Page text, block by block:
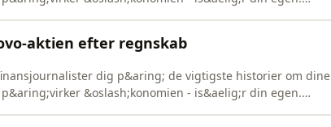
aktien efter regnskab
dig p&aring; de vigtigste historier om dine
&oslash;konomien - is&aelig;r din egen.